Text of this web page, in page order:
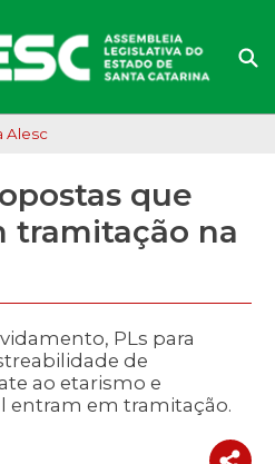
Alesc
que
tramitação na
PLs para
de
ao etarismo e
entram em tramitação.